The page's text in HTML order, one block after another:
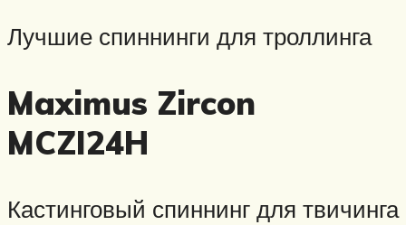
Лучшие спиннинги для троллинга
Maximus Zircon
MCZI24H
Кастинговый спиннинг для твичинга